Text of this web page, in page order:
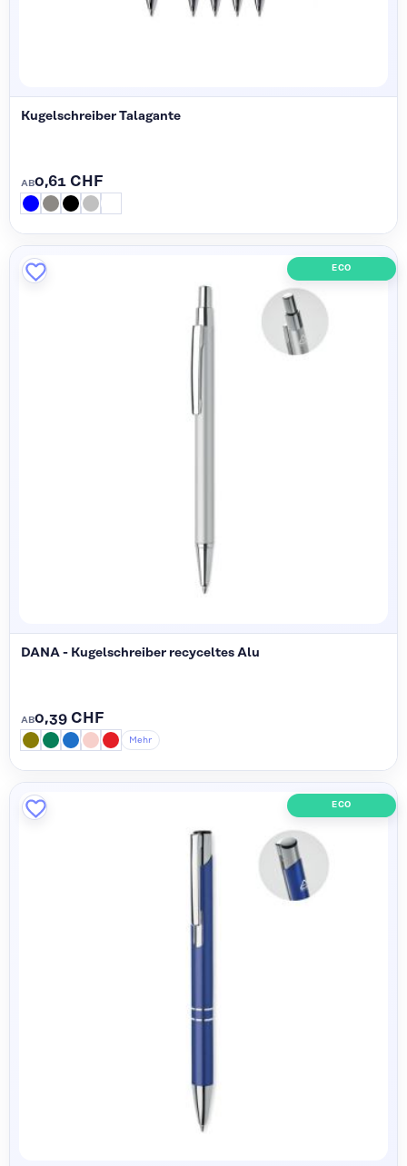
Kugelschreiber Talagante
AB0,61 CHF
ECO
DANA - Kugelschreiber recyceltes Alu
Mehr
AB0,39 CHF
ECO